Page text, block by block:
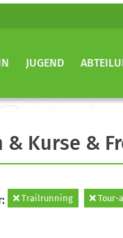
JUGEND
& Kurse &
Trailrunning Tour-